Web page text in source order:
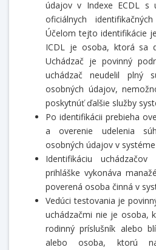
údajov v Indexe ECDL
oficiálnych
Účelom tejto identifikácie
ICDL je osoba, ktorá sa
Uchádzač je povinný
uchádzač neudelil plný
osobných údajov,
poskytnúť ďalšie služby
Po identifikácii prebieha
a overenie udelenia
osobných údajov v systéme
Identifikáciu
prihláške vykonáva
poverená osoba činná v
Vedúci testovania je
uchádzačmi nie je osoba,
rodinný príslušník alebo
alebo osoba, ktorú